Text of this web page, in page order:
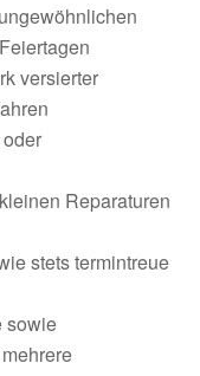
versierter
Reparaturen
stets termintreue
sowie